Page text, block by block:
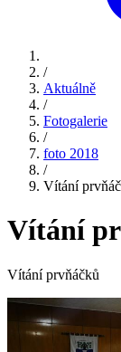
/
Aktuálně
/
Fotogalerie
/
foto 2018
/
Vítání
Vítání
Vítání prvňáčků